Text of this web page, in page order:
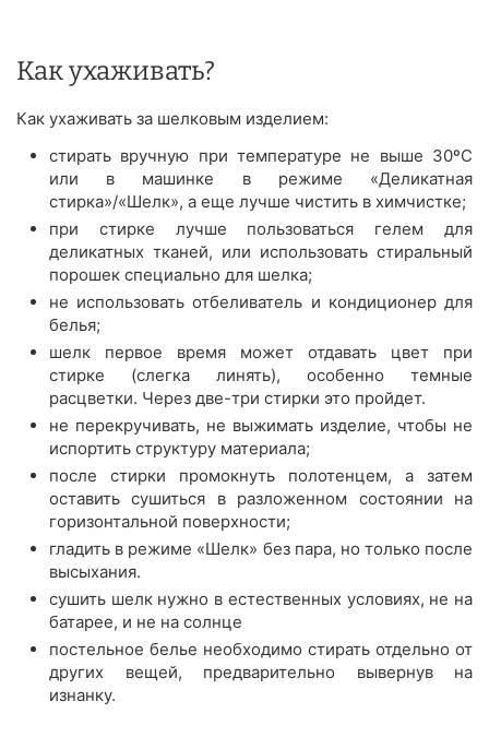
Как ухаживать?
Как ухаживать за шелковым изделием:
стирать вручную при температуре не выше 30ºС
или в машинке в режиме «Деликатная
стирка»/«Шелк», а еще лучше чистить в химчистке;
при стирке лучше пользоваться гелем для
деликатных тканей, или использовать стиральный
порошек специально для шелка;
не использовать отбеливатель и кондиционер для
белья;
шелк первое время может отдавать цвет при
стирке (слегка линять), особенно темные
расцветки. Через две-три стирки это пройдет.
не перекручивать, не выжимать изделие, чтобы не
испортить структуру материала;
после стирки промокнуть полотенцем, а затем
оставить сушиться в разложенном состоянии на
горизонтальной поверхности;
гладить в режиме «Шелк» без пара, но только после
высыхания.
сушить шелк нужно в естественных условиях, не на
батарее, и не на солнце
постельное белье необходимо стирать отдельно от
других вещей, предварительно вывернув на
изнанку.